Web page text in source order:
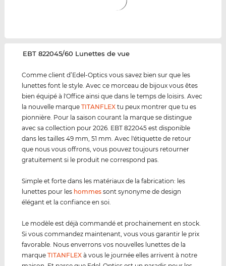
‌EBT 822045/60 Lunettes de vue
Comme client d’Edel-Optics vous savez bien sur que les
lunettes font le style. Avec ce morceau de bijoux vous êtes
bien équipé à l'Office ainsi que dans le temps de loisirs. Avec
la nouvelle marqueTITANFLEX tu peux montrer que tu es
pionnière. Pour la saison courant la marque se distingue
avec sa collection pour 2026. EBT 822045 est disponible
dans les tailles 49 mm, 51 mm. Avec l'étiquette de retour
que nous vous offrons, vous pouvez toujours retourner
gratuitement si le produit ne correspond pas.
Simple et forte dans les matériaux de la fabrication: les
lunettes pour les hommes sont synonyme de design
élégant et la confiance en soi.
Le modèle est déjà commandé et prochainement en stock.
Si vous commandez maintenant, vous vous garantir le prix
favorable. Nous enverrons vos nouvelles lunettes de la
marqueTITANFLEX à vous le journée elles arrivent à notre